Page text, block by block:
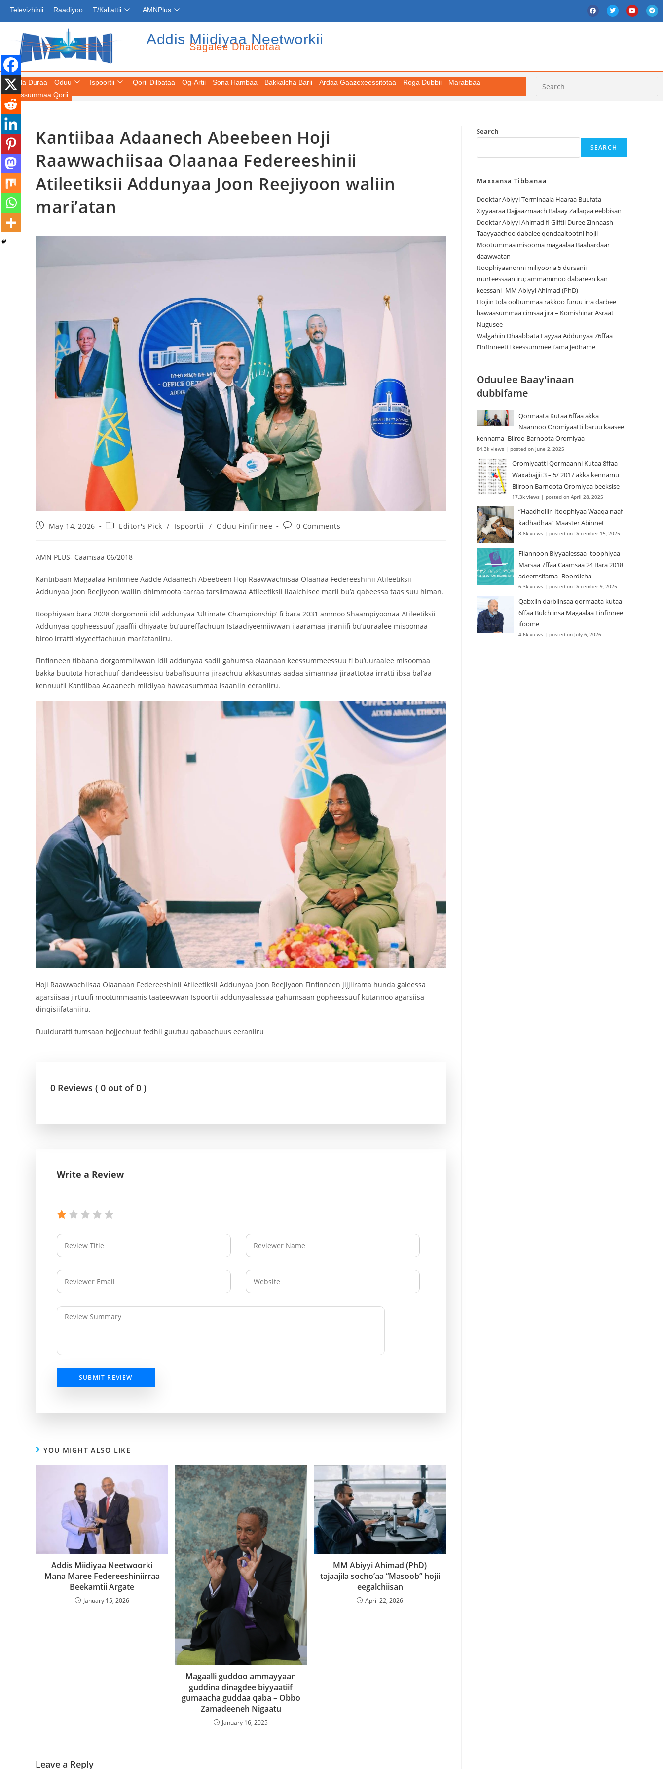
Televizhinii Raadiyoo T/Kallattii AMNPlus
Addis Miidiyaa Neetworkii
Sagalee Dhalootaa
Fuula Duraa Oduu
Zinnaash Taayyaachoo dabalee
August 6, 2026
Ispoortii Qorii Dilbataa Og-Artii Sona Hambaa Bakkalcha Barii Ardaa Gaazexeessitotaa Roga Dubbii
Marabbaa
Keessummaa Qorii
Kantiibaa Adaanech Abeebeen Hoji
Raawwachiisaa Olaanaa Federeeshinii
Atileetiksii Addunyaa Joon Reejiyoon waliin
mari’atan
May 14, 2026 Editor's Pick / Ispoortii / Oduu Finfinnee 0 Comments
AMN PLUS- Caamsaa 06/2018
Kantiibaan Magaalaa Finfinnee Aadde Adaanech Abeebeen Hoji Raawwachiisaa Olaanaa Federeeshinii Atileetiksii
Addunyaa Joon Reejiyoon waliin dhimmoota carraa tarsiimawaa Atileetiksii ilaalchisee marii bu’a qabeessa taasisuu himan.
Itoophiyaan bara 2028 dorgommii idil addunyaa ‘Ultimate Championship’ fi bara 2031 ammoo Shaampiyoonaa Atileetiksii
Addunyaa qopheessuuf gaaffii dhiyaate bu’uureffachuun Istaadiyeemiiwwan ijaaramaa jiraniifi bu’uuraalee misoomaa
biroo irratti xiyyeeffachuun mari’ataniiru.
Finfinneen tibbana dorgommiiwwan idil addunyaa sadii gahumsa olaanaan keessummeessuu fi bu’uuraalee misoomaa
bakka buutota horachuuf dandeessisu babal’isuurra jiraachuu akkasumas aadaa simannaa jiraattotaa irratti ibsa bal’aa
kennuufii Kantiibaa Adaanech miidiyaa hawaasummaa isaaniin eeraniiru.
Hoji Raawwachiisaa Olaanaan Federeeshinii Atileetiksii Addunyaa Joon Reejiyoon Finfinneen jijjiirama hunda galeessa
agarsiisaa jirtuufi mootummaanis taateewwan Ispoortii addunyaalessaa gahumsaan gopheessuuf kutannoo agarsiisa
dinqisiifataniiru.
Fuulduratti tumsaan hojjechuuf fedhii guutuu qabaachuus eeraniiru
0 Reviews ( 0 out of 0 )
Write a Review
SUBMIT REVIEW
YOU MIGHT ALSO LIKE
Addis Miidiyaa Neetwoorki
Mana Maree Federeeshiniirraa
Beekamtii Argate
January 15, 2026
Magaalli guddoo ammayyaan
guddina dinagdee biyyaatiif
gumaacha guddaa qaba – Obbo
Zamadeeneh Nigaatu
January 16, 2025
MM Abiyyi Ahimad (PhD)
tajaajila socho’aa “Masoob” hojii
eegalchiisan
April 22, 2026
Leave a Reply
Search
SEARCH
Maxxansa Tibbanaa
Dooktar Abiyyi Terminaala Haaraa Buufata
Xiyyaaraa Dajjaazmaach Balaay Zallaqaa eebbisan
Dooktar Abiyyi Ahimad fi Giiftii Duree Zinnaash
Taayyaachoo dabalee qondaaltootni hojii
Mootummaa misooma magaalaa Baahardaar
daawwatan
Itoophiyaanonni miliyoona 5 dursanii
murteessaaniiru; ammammoo dabareen kan
keessani- MM Abiyyi Ahimad (PhD)
Hojiin tola ooltummaa rakkoo furuu irra darbee
hawaasummaa cimsaa jira – Komishinar Asraat
Nugusee
Walgahiin Dhaabbata Fayyaa Addunyaa 76ffaa
Finfinneetti keessummeeffama jedhame
Oduulee Baay'inaan
dubbifame
Qormaata Kutaa 6ffaa akka
Naannoo Oromiyaatti baruu kaasee
kennama- Biiroo Barnoota Oromiyaa
84.3k views | posted on June 2, 2025
Oromiyaatti Qormaanni Kutaa 8ffaa
Waxabajjii 3 – 5/ 2017 akka kennamu
Biiroon Barnoota Oromiyaa beeksise
17.3k views | posted on April 28, 2025
“Haadholiin Itoophiyaa Waaqa naaf
kadhadhaa” Maaster Abinnet
8.8k views | posted on December 15, 2025
Filannoon Biyyaalessaa Itoophiyaa
Marsaa 7ffaa Caamsaa 24 Bara 2018
adeemsifama- Boordicha
6.3k views | posted on December 9, 2025
Qabxiin darbiinsaa qormaata kutaa
6ffaa Bulchiinsa Magaalaa Finfinnee
ifoome
4.6k views | posted on July 6, 2026